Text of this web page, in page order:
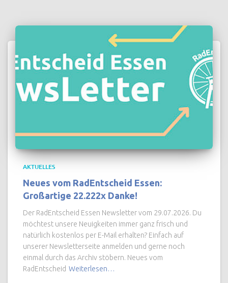
AKTUELLES
Neues vom RadEntscheid Essen:
Großartige 22.222x Danke!
Der RadEntscheid Essen Newsletter vom 29.07.2026. Du
möchtest unsere Neuigkeiten immer ganz frisch und
natürlich kostenlos per E-Mail erhalten? Einfach auf
unserer Newsletterseite anmelden und gerne noch
einmal durch das Archiv stöbern. Neues vom
RadEntscheid Weiterlesen…